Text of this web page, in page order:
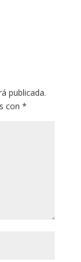
publicada.
con *